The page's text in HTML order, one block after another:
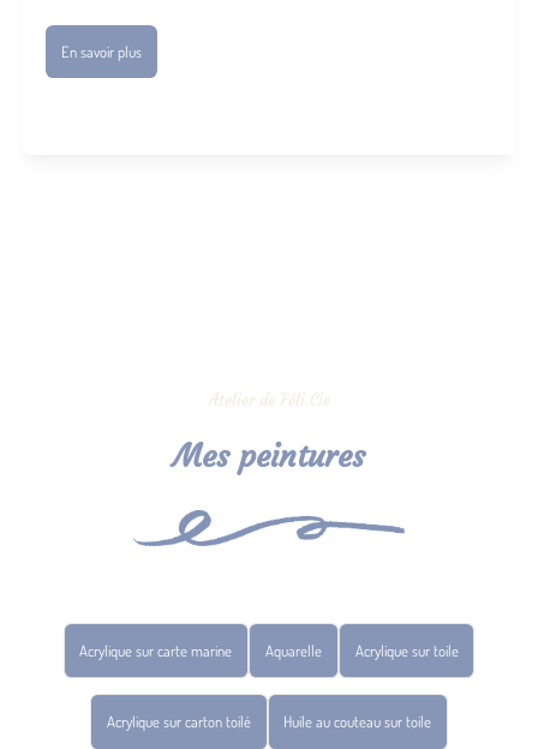
En savoir plus
Atelier de Féli.Cie
Mes peintures
Acrylique sur carte marine Aquarelle Acrylique sur toile
Acrylique sur carton toilé Huile au couteau sur toile